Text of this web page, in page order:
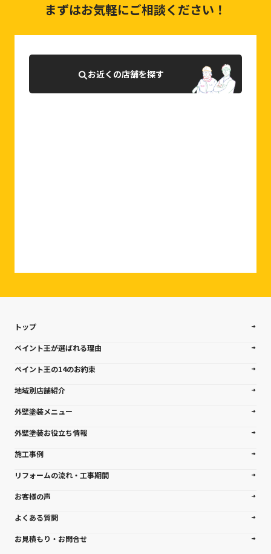
まずはお気軽にご相談ください！
お近くの店舗を探す
トップ
ペイント王が選ばれる理由
ペイント王の14のお約束
地域別店舗紹介
外壁塗装メニュー
外壁塗装お役立ち情報
施工事例
リフォームの流れ・工事期間
お客様の声
よくある質問
お見積もり・お問合せ